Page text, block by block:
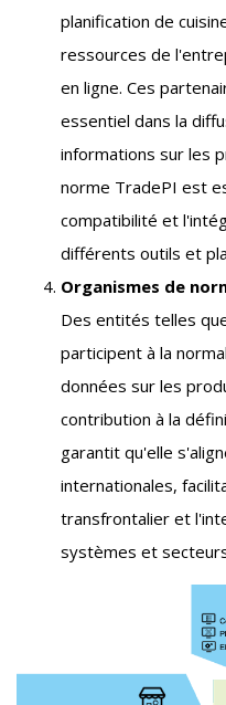
planification de
ressources de
en ligne. Ces
essentiel dans la
informations sur les
norme TradePI est
compatibilité et
différents outils et
Organismes de
Des entités telles
participent à la
données sur les
contribution à la
garantit qu'elle
internationales,
transfrontalier et
systèmes et